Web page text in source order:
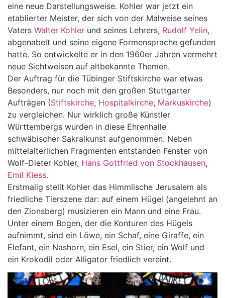
eine neue Darstellungsweise. Kohler war jetzt ein
etablierter Meister, der sich von der Malweise seines
Vaters Walter Kohler und seines Lehrers, Rudolf Yelin,
abgenabelt und seine eigene Formensprache gefunden
hatte. So entwickelte er in den 1960er Jahren vermehrt
neue Sichtweisen auf altbekannte Themen.
Der Auftrag für die Tübinger Stiftskirche war etwas
Besonders, nur noch mit den großen Stuttgarter
Aufträgen (Stiftskirche, Hospitalkirche, Markuskirche)
zu vergleichen. Nur wirklich große Künstler
Württembergs wurden in diese Ehrenhalle
schwäbischer Sakralkunst aufgenommen. Neben
mittelalterlichen Fragmenten entstanden Fenster von
Wolf-Dieter Kohler, Hans Gottfried von Stockhausen,
Emil Kiess.
Erstmalig stellt Kohler das Himmlische Jerusalem als
friedliche Tierszene dar: auf einem Hügel (angelehnt an
den Zionsberg) musizieren ein Mann und eine Frau.
Unter einem Bogen, der die Konturen des Hügels
aufnimmt, sind ein Löwe, ein Schaf, eine Giraffe, ein
Elefant, ein Nashorn, ein Esel, ein Stier, ein Wolf und
ein Krokodil oder Alligator friedlich vereint.